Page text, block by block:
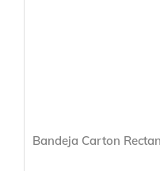
Bandeja Carton